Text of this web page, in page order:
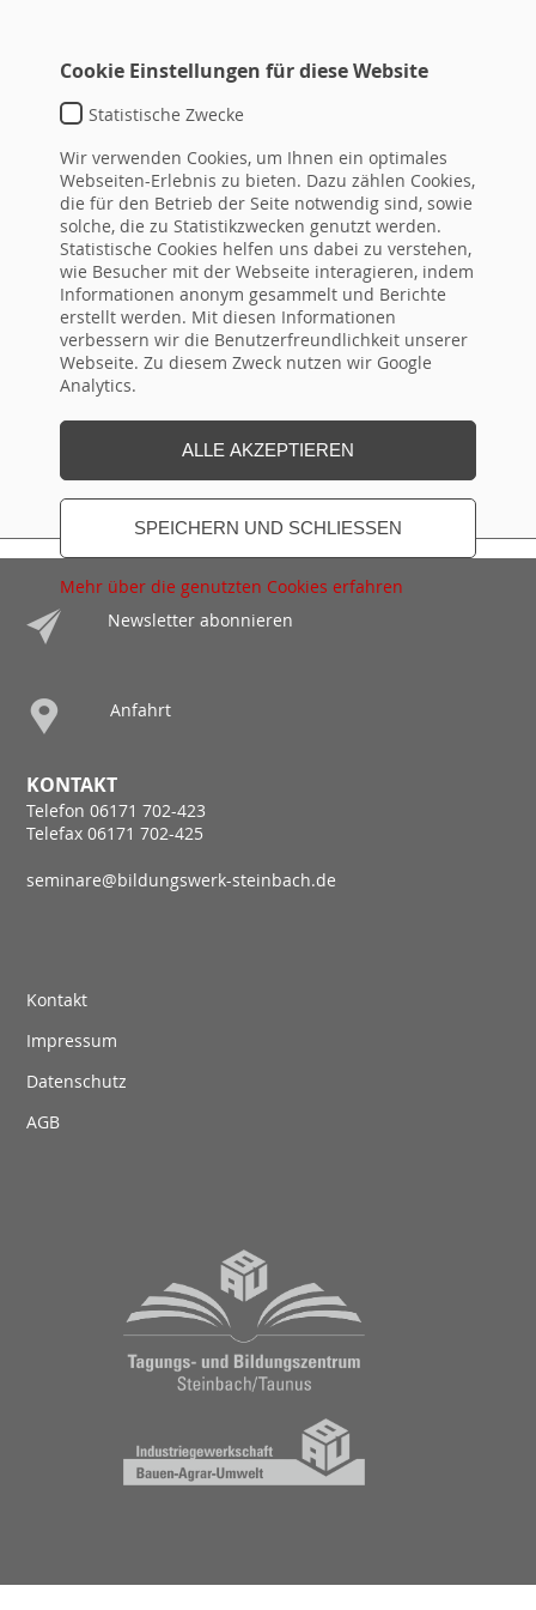
DETAIL-
LINK
(ID aus
Flex!)
ID Überschrift von bis topseminar
Seite Drucken
Newsletter abonnieren
Anfahrt
KONTAKT
Telefon 06171 702-423
Telefax 06171 702-425
seminare@bildungswerk-steinbach.de
Kontakt
Impressum
Datenschutz
AGB
Cookie Einstellungen für diese Website
Statistische Zwecke
Wir verwenden Cookies, um Ihnen ein optimales
Webseiten-Erlebnis zu bieten. Dazu zählen Cookies,
die für den Betrieb der Seite notwendig sind, sowie
solche, die zu Statistikzwecken genutzt werden.
Statistische Cookies helfen uns dabei zu verstehen,
wie Besucher mit der Webseite interagieren, indem
Informationen anonym gesammelt und Berichte
erstellt werden. Mit diesen Informationen
verbessern wir die Benutzerfreundlichkeit unserer
Webseite. Zu diesem Zweck nutzen wir Google
Analytics.
ALLE AKZEPTIEREN
SPEICHERN UND SCHLIESSEN
Mehr über die genutzten Cookies erfahren